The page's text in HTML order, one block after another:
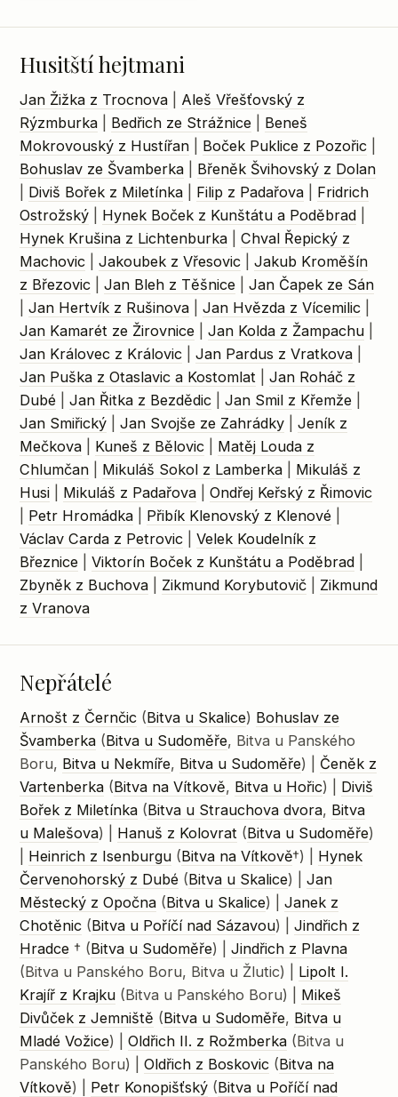
Husitští hejtmani
Jan Žižka z Trocnova
Aleš Vřešťovský z
Rýzmburka
Bedřich ze Strážnice
Beneš
Mokrovouský z Hustířan
Boček Puklice z Pozořic
Bohuslav ze Švamberka
Břeněk Švihovský z Dolan
Diviš Bořek z Miletínka Filip z Padařova
Fridrich
Ostrožský
Hynek Boček z Kunštátu a Poděbrad
Hynek Krušina z Lichtenburka |Chval Řepický z
Machovic |Jakoubek z Vřesovic |Jakub Kroměšín
z Březovic |Jan Bleh z Těšnice |Jan Čapek ze Sán
|Jan Hertvík z Rušinova |Jan Hvězda z Vícemilic
Jan Kamarét ze Žirovnice |Jan Kolda z Žampachu
Jan Královec z Královic |Jan Pardus z Vratkova
Jan Puška z Otaslavic a Kostomlat |Jan Roháč z
Dubé |Jan Řitka z Bezdědic |Jan Smil z Křemže
Jan Smiřický |Jan Svojše ze Zahrádky |Jeník z
Mečkova
Kuneš z Bělovic
Matěj Louda z
Chlumčan
Mikuláš Sokol z Lamberka
Mikuláš z
Husi
Mikuláš z Padařova |Ondřej Keřský z Řimovic
Petr Hromádka Přibík Klenovský z Klenové
Václav Carda z Petrovic |Velek Koudelník z
Březnice |Viktorín Boček z Kunštátu a Poděbrad
Zbyněk z Buchova
Zikmund Korybutovič
Zikmund
z Vranova
Nepřátelé
Arnošt z Černčic (Bitva u Skalice) Bohuslav ze
Švamberka (Bitva u Sudoměře, Bitva u Panského
Boru, Bitva u Nekmíře, Bitva u Sudoměře) | Čeněk z
Vartenberka (Bitva na Vítkově, Bitva u Hořic) | Diviš
Bořek z Miletínka (Bitva u Strauchova dvora, Bitva
u Malešova) | Hanuš z Kolovrat (Bitva u Sudoměře)
Heinrich z Isenburgu (Bitva na Vítkově†) | Hynek
Červenohorský z Dubé (Bitva u Skalice) |Jan
Městecký z Opočna (Bitva u Skalice) |Janek z
Chotěnic (Bitva u Poříčí nad Sázavou) |Jindřich z
Hradce † (Bitva u Sudoměře) |Jindřich z Plavna
(Bitva u Panského Boru, Bitva u Žlutic) | Lipolt I.
Krajíř z Krajku (Bitva u Panského Boru) | Mikeš
Divůček z Jemniště (Bitva u Sudoměře, Bitva u
Mladé Vožice) |Oldřich II. z Rožmberka (Bitva u
Panského Boru) |Oldřich z Boskovic (Bitva na
Vítkově) | Petr Konopišťský (Bitva u Poříčí nad